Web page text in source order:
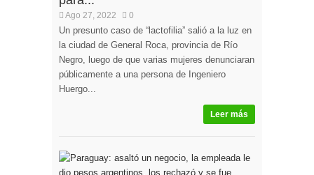
Ago 27, 2022 0
Un presunto caso de “lactofilia” salió a la luz en
la ciudad de General Roca, provincia de Río
Negro, luego de que varias mujeres denunciaran
públicamente a una persona de Ingeniero
Huergo...
Leer más